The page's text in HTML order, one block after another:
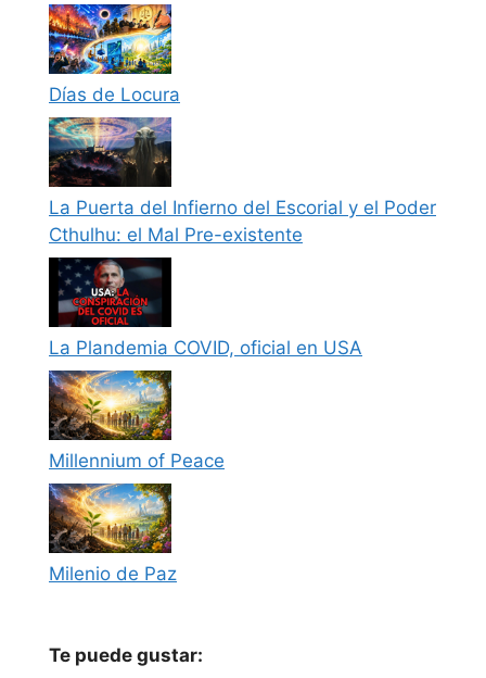
Días de Locura
La Puerta del Infierno del Escorial y el Poder
Cthulhu: el Mal Pre-existente
La Plandemia COVID, oficial en USA
Millennium of Peace
Milenio de Paz
Te puede gustar: